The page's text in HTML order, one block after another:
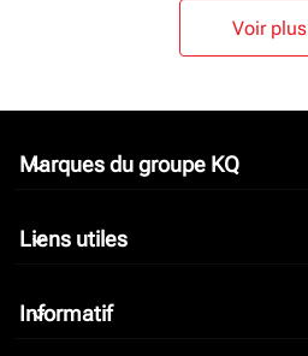
Voir plus
Marques du groupe KQ
keyboard_arrow_down
Liens utiles
keyboard_arrow_down
Informatif
keyboard_arrow_down